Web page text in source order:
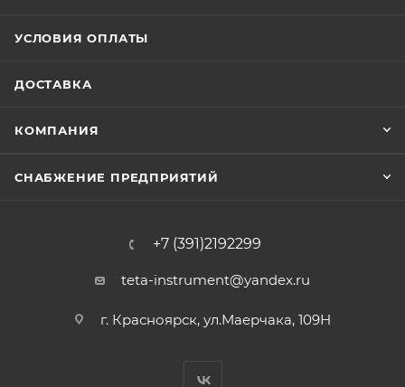
УСЛОВИЯ ОПЛАТЫ
ДОСТАВКА
КОМПАНИЯ
СНАБЖЕНИЕ ПРЕДПРИЯТИЙ
+7 (391)2192299
teta-instrument@yandex.ru
г. Красноярск, ул.Маерчака, 109Н